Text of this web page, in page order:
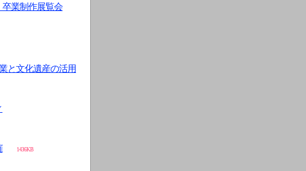
業制作展覧会
と文化遺産の活用
1436KB